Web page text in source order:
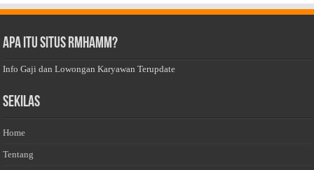
Apa Itu Situs Rmhamm?
Info Gaji dan Lowongan Karyawan Terupdate
Sekilas
Home
Tentang